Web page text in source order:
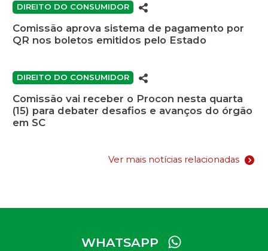
DIREITO DO CONSUMIDOR
Comissão aprova sistema de pagamento por
QR nos boletos emitidos pelo Estado
DIREITO DO CONSUMIDOR
Comissão vai receber o Procon nesta quarta
(15) para debater desafios e avanços do órgão
em SC
Ver mais notícias relacionadas
WHATSAPP